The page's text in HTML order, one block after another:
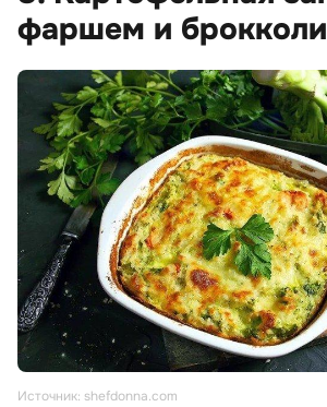
фаршем и брокколи
Источник: shefdonna.com